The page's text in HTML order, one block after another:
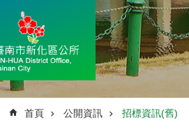
首頁 公開資訊 招標資訊(舊)